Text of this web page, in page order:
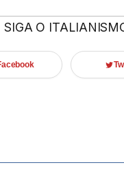
SIGA O